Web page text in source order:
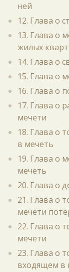
ней
12. Глава о
13. Глава о
жилых
14. Глава о
15. Глава о
16. Глава о
17. Глава о
мечети
18. Глава о
в мечеть
19. Глава о
мечеть
20. Глава о
21. Глава о
мечети
22. Глава о
мечети
23. Глава о
входящем в